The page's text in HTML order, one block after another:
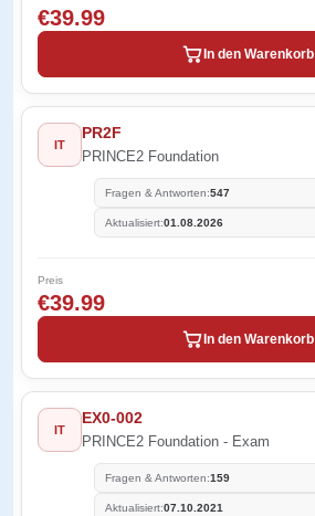
€39.99
In den Warenkorb
IT
PR2F
PRINCE2 Foundation
Fragen & Antworten:547
Aktualisiert:01.08.2026
Preis
€39.99
In den Warenkorb
IT
EX0-002
PRINCE2 Foundation - Exam
Fragen & Antworten:159
Aktualisiert:07.10.2021